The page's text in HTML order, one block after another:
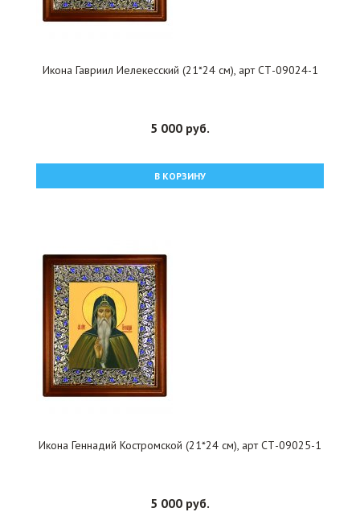
Икона Гавриил Иелекесский (21*24 см), арт СТ-09024-1
5 000 руб.
В КОРЗИНУ
Икона Геннадий Костромской (21*24 см), арт СТ-09025-1
5 000 руб.